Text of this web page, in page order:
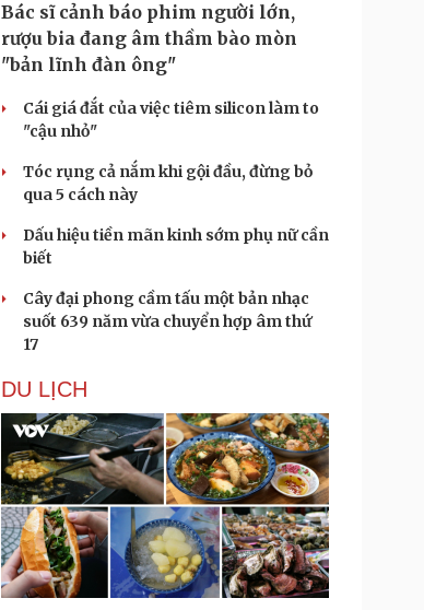
Podcast
Đọc truyện đêm khuya
Cửa sổ tình yêu
Kể chuyện cho bé
Bác sĩ cảnh báo phim người lớn,
rượu bia đang âm thầm bào mòn
"bản lĩnh đàn ông"
Cái giá đắt của việc tiêm silicon làm to
"cậu nhỏ"
Tóc rụng cả nắm khi gội đầu, đừng bỏ
qua 5 cách này
Dấu hiệu tiền mãn kinh sớm phụ nữ cần
biết
Cây đại phong cầm tấu một bản nhạc
suốt 639 năm vừa chuyển hợp âm thứ
17
DU LỊCH